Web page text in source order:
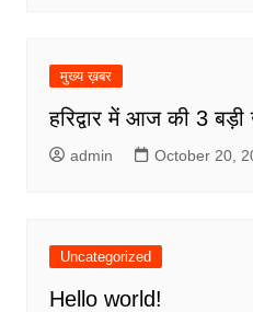
मुख्य ख़बर
हरिद्वार में आज की 3
admin October 20,
Uncategorized
Hello world!